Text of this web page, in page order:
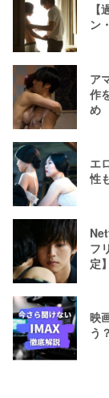
ン
ア
作
め
エ
性
フ
定】
映
う